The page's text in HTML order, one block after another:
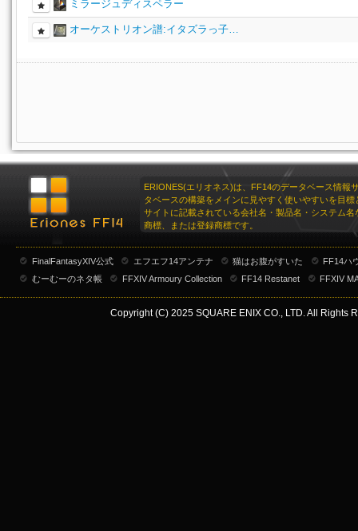
ミラージュディスペラー
オーケストリオン譜:イタズラっ子…
ERIONES(エリオネス)は、FF14のデータベース情報
タベースの構築をメインに見やすく使いやすいを目標
サイトに記載されている会社名・製品名・システム名
商標、または登録商標です。
FinalFantasyXIV公式 エフエフ14アンテナ 猫はお腹がすいた
FF14ハ
むーむーのネタ帳
FFXIV Armoury Collection FF14 Restanet FFXIV
Copyright (C) 2025 SQUARE ENIX CO., LTD. All Rights